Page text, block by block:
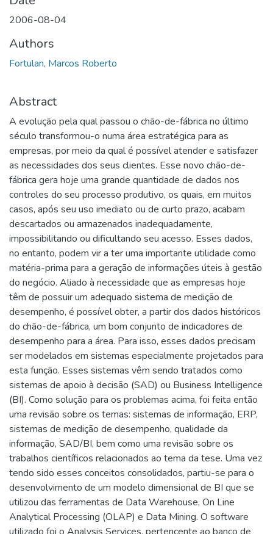
2006-08-04
Authors
Fortulan, Marcos Roberto
Abstract
A evolução pela qual passou o chão-de-fábrica no último
século transformou-o numa área estratégica para as
empresas, por meio da qual é possível atender e satisfazer
as necessidades dos seus clientes. Esse novo chão-de-
fábrica gera hoje uma grande quantidade de dados nos
controles do seu processo produtivo, os quais, em muitos
casos, após seu uso imediato ou de curto prazo, acabam
descartados ou armazenados inadequadamente,
impossibilitando ou dificultando seu acesso. Esses dados,
no entanto, podem vir a ter uma importante utilidade como
matéria-prima para a geração de informações úteis à gestão
do negócio. Aliado à necessidade que as empresas hoje
têm de possuir um adequado sistema de medição de
desempenho, é possível obter, a partir dos dados históricos
do chão-de-fábrica, um bom conjunto de indicadores de
desempenho para a área. Para isso, esses dados precisam
ser modelados em sistemas especialmente projetados para
esta função. Esses sistemas vêm sendo tratados como
sistemas de apoio à decisão (SAD) ou Business Intelligence
(BI). Como solução para os problemas acima, foi feita então
uma revisão sobre os temas: sistemas de informação, ERP,
sistemas de medição de desempenho, qualidade da
informação, SAD/BI, bem como uma revisão sobre os
trabalhos científicos relacionados ao tema da tese. Uma vez
tendo sido esses conceitos consolidados, partiu-se para o
desenvolvimento de um modelo dimensional de BI que se
utilizou das ferramentas de Data Warehouse, On Line
Analytical Processing (OLAP) e Data Mining. O software